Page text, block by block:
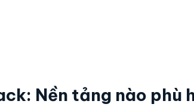
Nền tảng nào phù